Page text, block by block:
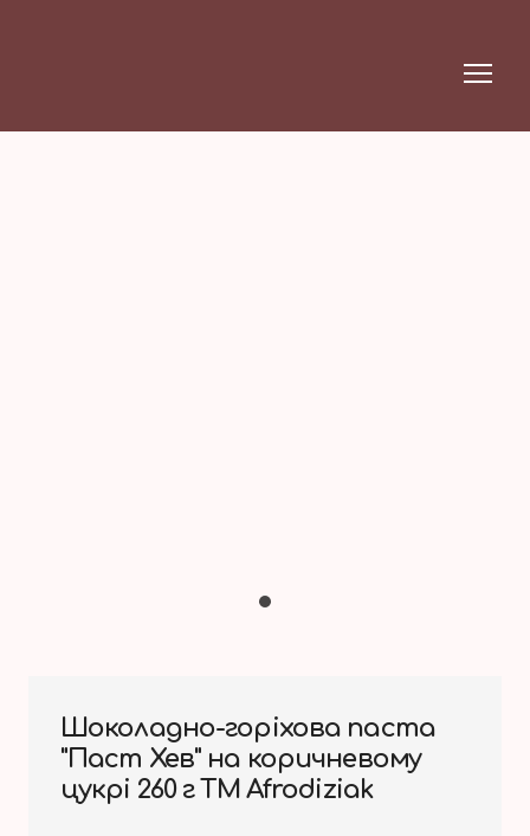
Шоколадно-горіхова паста
"Паст Хев" на коричневому
цукрі 260 г ТМ Afrodiziak